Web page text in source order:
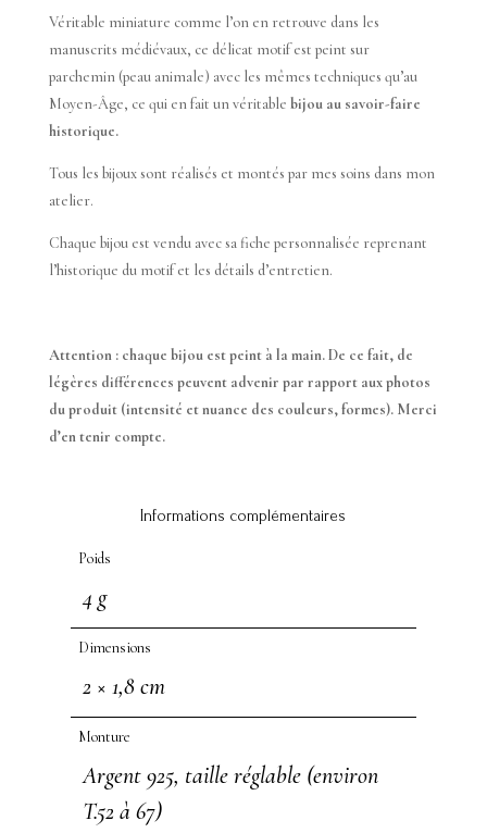
Véritable miniature comme l’on en retrouve dans les
manuscrits médiévaux, ce délicat motif est peint sur
parchemin (peau animale) avec les mêmes techniques qu’au
Moyen-Âge, ce qui en fait un véritable bijou au savoir-faire
historique.
Tous les bijoux sont réalisés et montés par mes soins dans mon
atelier.
Chaque bijou est vendu avec sa fiche personnalisée reprenant
l’historique du motif et les détails d’entretien.
Attention : chaque bijou est peint à la main. De ce fait, de
légères différences peuvent advenir par rapport aux photos
du produit (intensité et nuance des couleurs, formes). Merci
d’en tenir compte.
Informations complémentaires
Poids
4 g
Dimensions
2 × 1,8 cm
Monture
Argent 925, taille réglable (environ
T.52 à 67)